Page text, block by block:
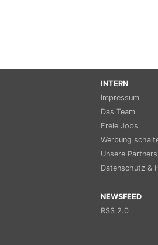
INTERN
Impressum
Das Team
Freie Jobs
Werbung
Unsere
Datenschutz &
NEWSFEED
RSS 2.0